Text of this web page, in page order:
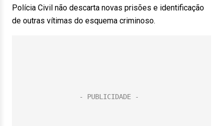
Polícia Civil não descarta novas prisões e identificação
de outras vítimas do esquema criminoso.